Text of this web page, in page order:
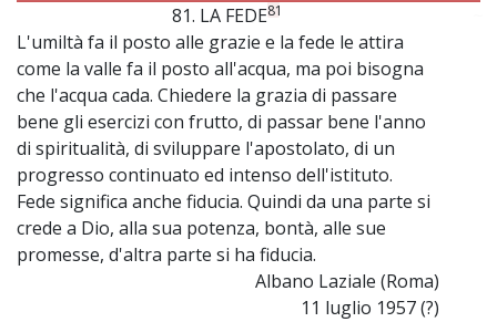
81. LA FEDE81
L'umiltà fa il posto alle grazie e la fede le attira
come la valle fa il posto all'acqua, ma poi bisogna
che l'acqua cada. Chiedere la grazia di passare
bene gli esercizi con frutto, di passar bene l'anno
di spiritualità, di sviluppare l'apostolato, di un
progresso continuato ed intenso dell'istituto.
Fede significa anche fiducia. Quindi da una parte si
crede a Dio, alla sua potenza, bontà, alle sue
promesse, d'altra parte si ha fiducia.
Albano Laziale (Roma)
11 luglio 1957 (?)